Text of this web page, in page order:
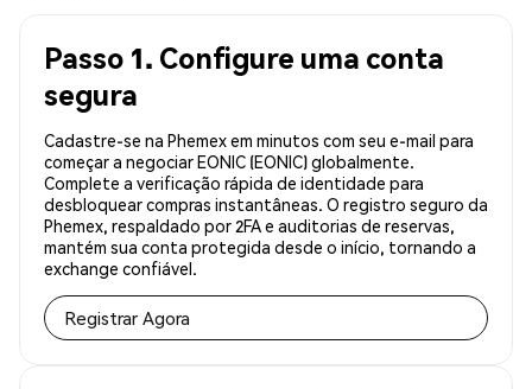
Passo 1. Configure uma conta
segura
Cadastre-se na Phemex em minutos com seu e-mail para
começar a negociar EONIC (EONIC) globalmente.
Complete a verificação rápida de identidade para
desbloquear compras instantâneas. O registro seguro da
Phemex, respaldado por 2FA e auditorias de reservas,
mantém sua conta protegida desde o início, tornando a
exchange confiável.
Registrar Agora